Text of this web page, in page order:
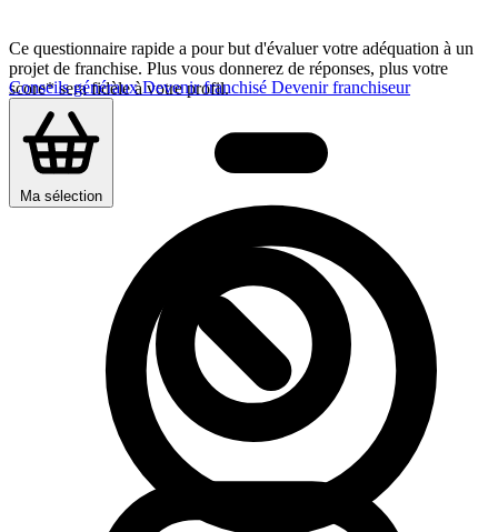
Conseils générauxDevenir franchisé Devenir franchiseur
Ma sélection
Ce questionnaire rapide a pour but d'évaluer votre adéquation à un
projet de franchise. Plus vous donnerez de réponses, plus votre
score* sera fidèle à votre profil.